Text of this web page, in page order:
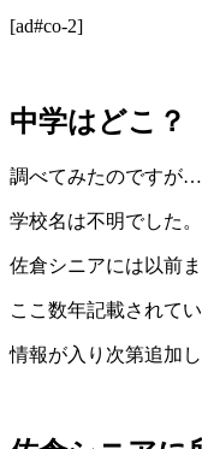
[ad#co-2]
中学はどこ？
調べてみたのですが…
学校名は不明でした。
佐倉シニアには以前
ここ数年記載されてい
情報が入り次第追加し